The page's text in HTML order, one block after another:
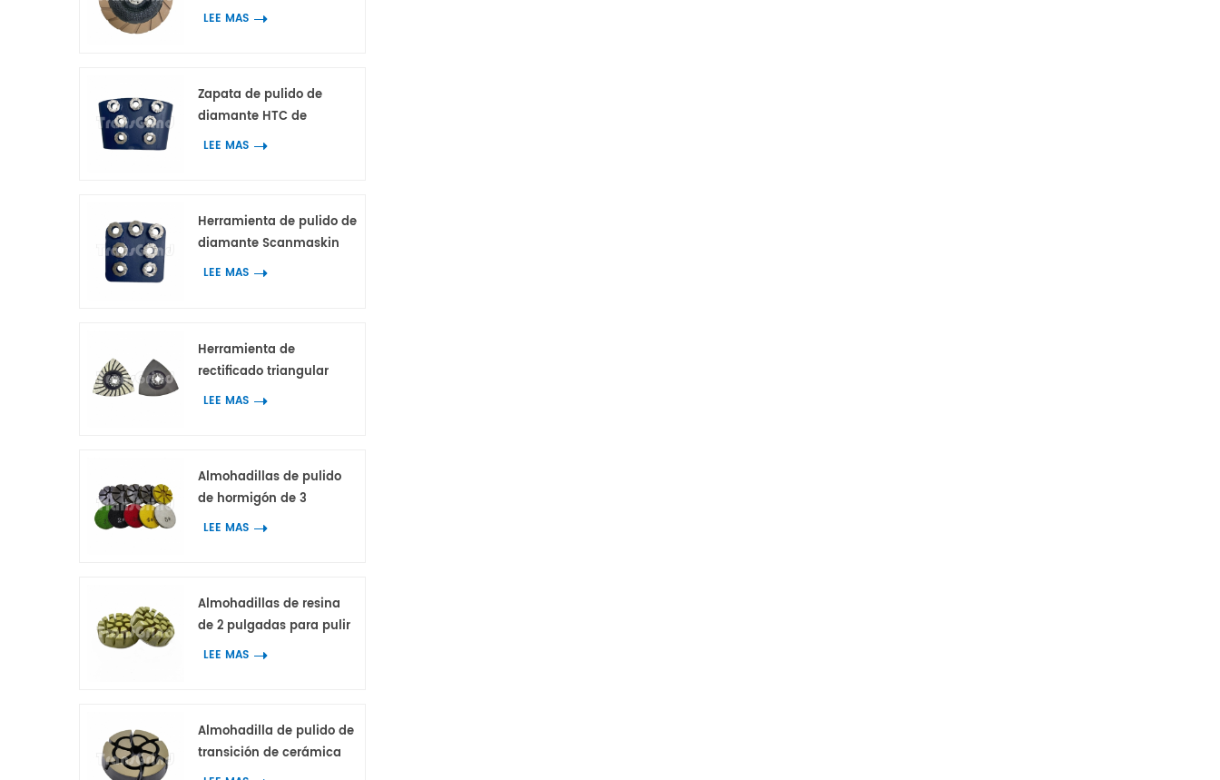
mm para trabajos de
LEE MAS
Zapata de pulido de
diamante HTC de
primera calidad con 7
LEE MAS
Herramienta de pulido de
diamante Scanmaskin
con 7 segmentos de
LEE MAS
Herramienta de
rectificado triangular
oscilante en espiral con
en hormigón y terrazo.
LEE MAS
Almohadillas de pulido
de hormigón de 3
pulgadas Dark-Knight de
LEE MAS
Almohadillas de resina
de 2 pulgadas para pulir
hormigón, mármol y
LEE MAS
Almohadilla de pulido de
transición de cerámica
de calidad premium de 2